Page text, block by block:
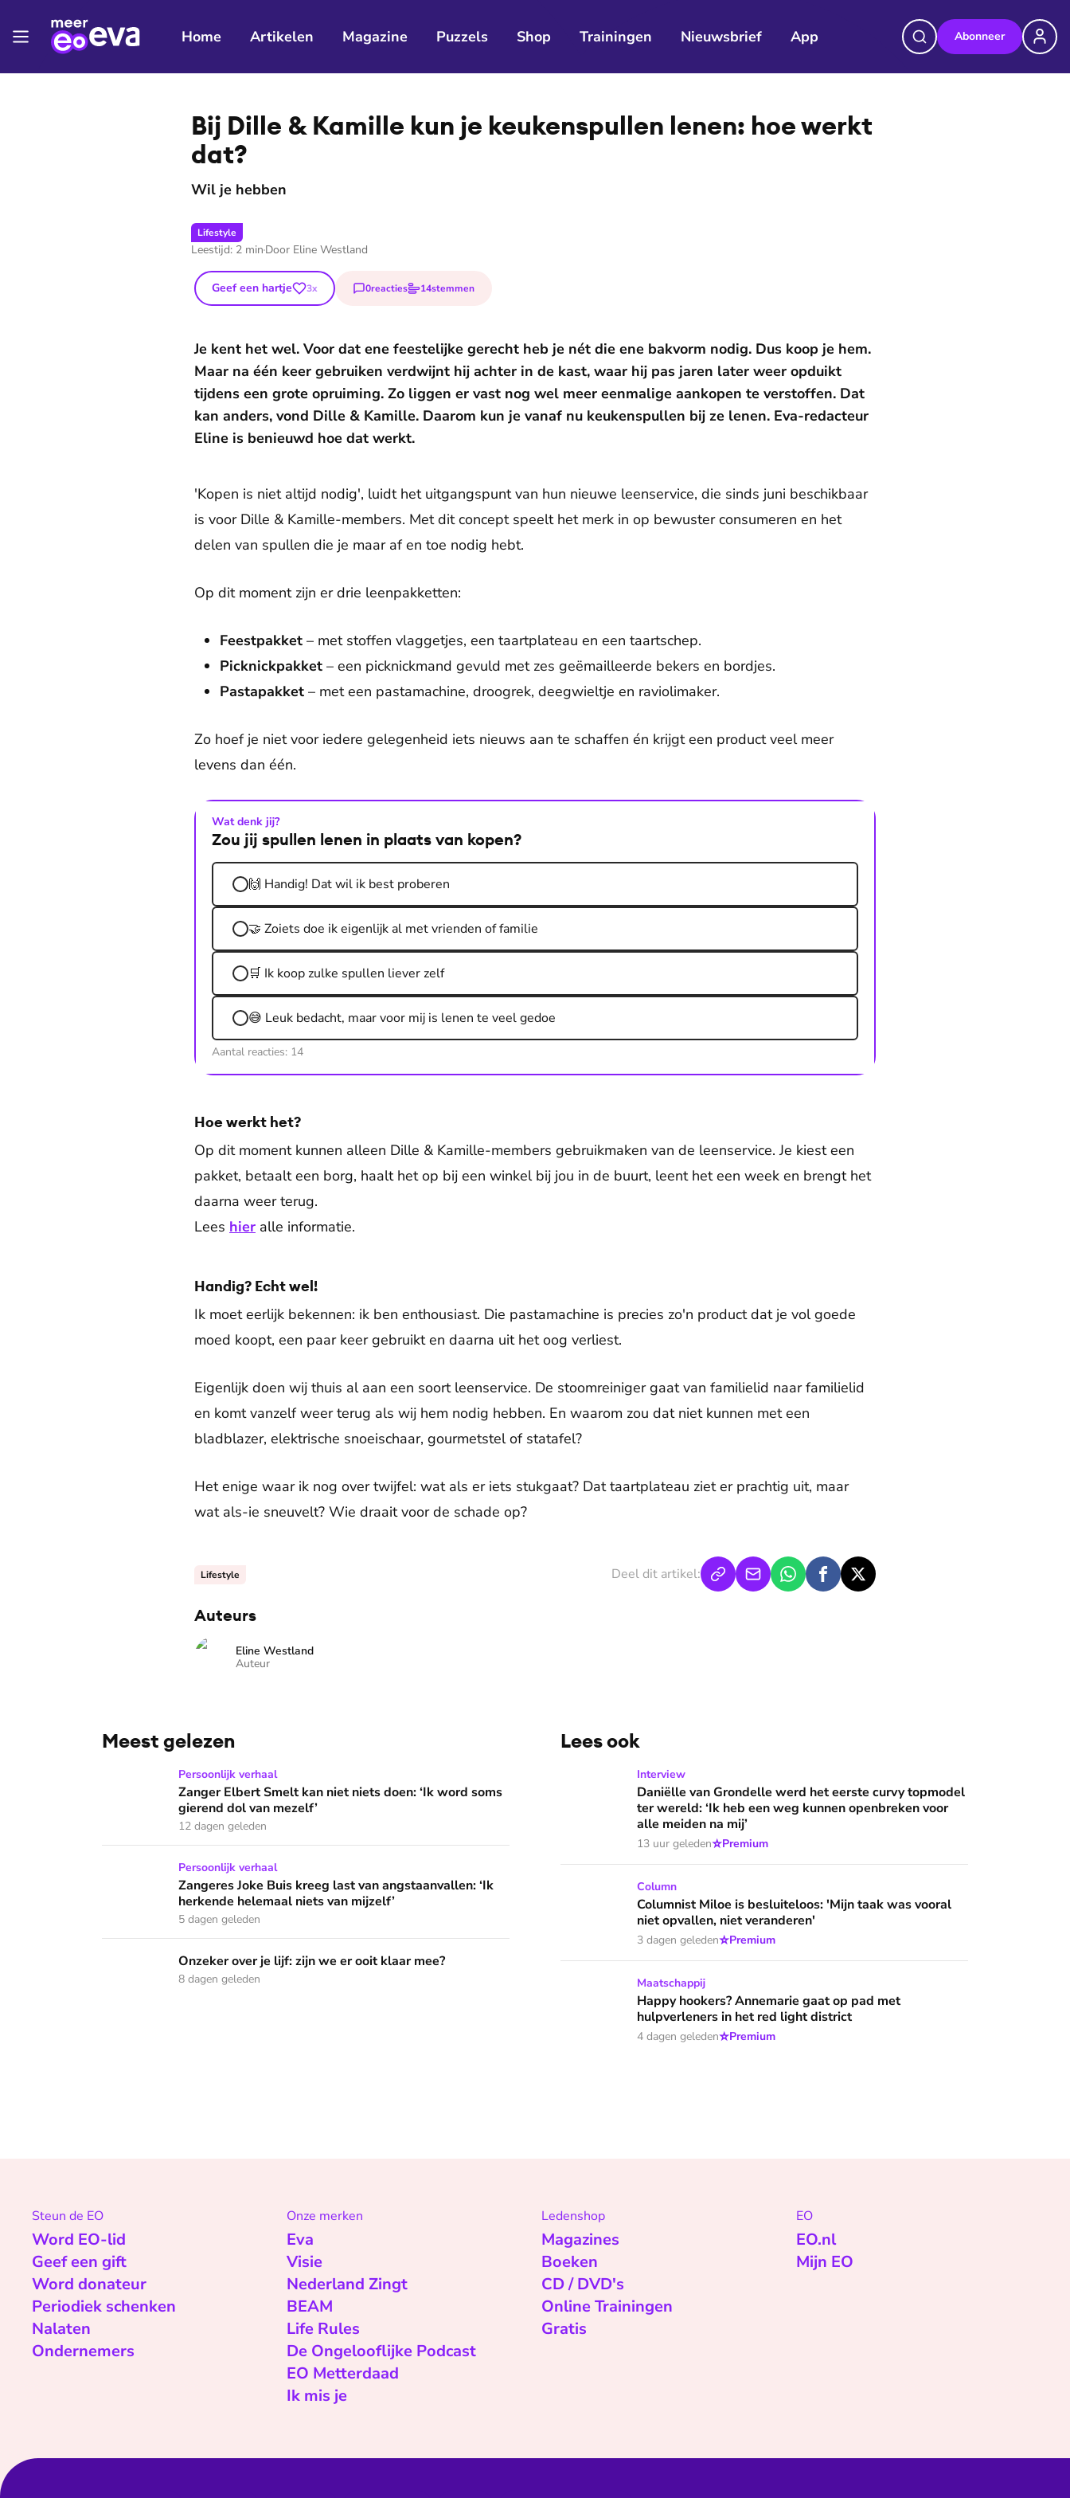
Home Artikelen Magazine Puzzels Shop Trainingen Nieuwsbrief App Abonneer
©Dille & Kamille
Bij Dille & Kamille kun je keu­ken­spul­len lenen: hoe werkt
dat?
Wil je hebben
Lifestyle
Leestijd: 2 min Door Eline Westland
Geef een hartje 3x 0reacties 14stemmen
Je kent het wel. Voor dat ene feestelijke gerecht heb je nét die ene bakvorm nodig. Dus koop je hem.
Maar na één keer gebruiken verdwijnt hij achter in de kast, waar hij pas jaren later weer opduikt
tijdens een grote opruiming. Zo liggen er vast nog wel meer eenmalige aankopen te verstoffen. Dat
kan anders, vond Dille & Kamille. Daarom kun je vanaf nu keukenspullen bij ze lenen. Eva-redacteur
Eline is benieuwd hoe dat werkt.
'Kopen is niet altijd nodig', luidt het uitgangspunt van hun nieuwe leenservice, die sinds juni beschikbaar
is voor Dille & Kamille-members. Met dit concept speelt het merk in op bewuster consumeren en het
delen van spullen die je maar af en toe nodig hebt.
Op dit moment zijn er drie leenpakketten:
Feestpakket – met stoffen vlaggetjes, een taartplateau en een taartschep.
Picknickpakket – een picknickmand gevuld met zes geëmailleerde bekers en bordjes.
Pastapakket – met een pastamachine, droogrek, deegwieltje en raviolimaker.
Zo hoef je niet voor iedere gelegenheid iets nieuws aan te schaffen én krijgt een product veel meer
levens dan één.
Wat denk jij?
Zou jij spullen lenen in plaats van kopen?
🙌 Handig! Dat wil ik best proberen
🤝 Zoiets doe ik eigenlijk al met vrienden of familie
🛒 Ik koop zulke spullen liever zelf
😅 Leuk bedacht, maar voor mij is lenen te veel gedoe
Aantal reacties: 14
Hoe werkt het?
Op dit moment kunnen alleen Dille & Kamille-members gebruikmaken van de leenservice. Je kiest een
pakket, betaalt een borg, haalt het op bij een winkel bij jou in de buurt, leent het een week en brengt het
daarna weer terug.
Lees hier alle informatie.
Handig? Echt wel!
Ik moet eerlijk bekennen: ik ben enthousiast. Die pastamachine is precies zo'n product dat je vol goede
moed koopt, een paar keer gebruikt en daarna uit het oog verliest.
Eigenlijk doen wij thuis al aan een soort leenservice. De stoomreiniger gaat van familielid naar familielid
en komt vanzelf weer terug als wij hem nodig hebben. En waarom zou dat niet kunnen met een
bladblazer, elektrische snoeischaar, gourmetstel of statafel?
Het enige waar ik nog over twijfel: wat als er iets stukgaat? Dat taartplateau ziet er prachtig uit, maar
wat als-ie sneuvelt? Wie draait voor de schade op?
Lifestyle Deel dit artikel:
Auteurs
Eline Westland
Auteur
Meest gelezen
Zanger Elbert Smelt kan niet niets doen: ‘Ik word soms gierend dol van mezelf’
Persoonlijk verhaal
Zanger Elbert Smelt kan niet niets doen: ‘Ik word soms
gierend dol van mezelf’
12 dagen geleden
Zangeres Joke Buis kreeg last van angstaanvallen: ‘Ik herkende helemaal niets van mijzelf’
Persoonlijk verhaal
Zangeres Joke Buis kreeg last van angstaanvallen: ‘Ik
herkende helemaal niets van mijzelf’
5 dagen geleden
Onzeker over je lijf: zijn we er ooit klaar mee?
Onzeker over je lijf: zijn we er ooit klaar mee?
8 dagen geleden
Lees ook
Daniëlle van Grondelle werd het eerste curvy topmodel ter wereld: ‘Ik heb een weg
Interview
Daniëlle van Grondelle werd het eerste curvy topmodel
ter wereld: ‘Ik heb een weg kunnen openbreken voor
alle meiden na mij’
13 uur geleden⭐Premium
Columnist Miloe is besluiteloos: 'Mijn taak was vooral niet opvallen, niet veranderen'
Column
Columnist Miloe is besluiteloos: 'Mijn taak was vooral
niet opvallen, niet veranderen'
3 dagen geleden⭐Premium
Happy hookers? Annemarie gaat op pad met hulpverleners in het red light district
Maatschappij
Happy hookers? Annemarie gaat op pad met
hulpverleners in het red light district
4 dagen geleden⭐Premium
Steun de EO
Word EO-lid
Geef een gift
Word donateur
Periodiek schenken
Nalaten
Ondernemers
Onze merken
Eva
Visie
Nederland Zingt
BEAM
Life Rules
De Ongelooflijke Podcast
EO Metterdaad
Ik mis je
Ledenshop
Magazines
Boeken
CD / DVD's
Online Trainingen
Gratis
EO
EO.nl
Mijn EO